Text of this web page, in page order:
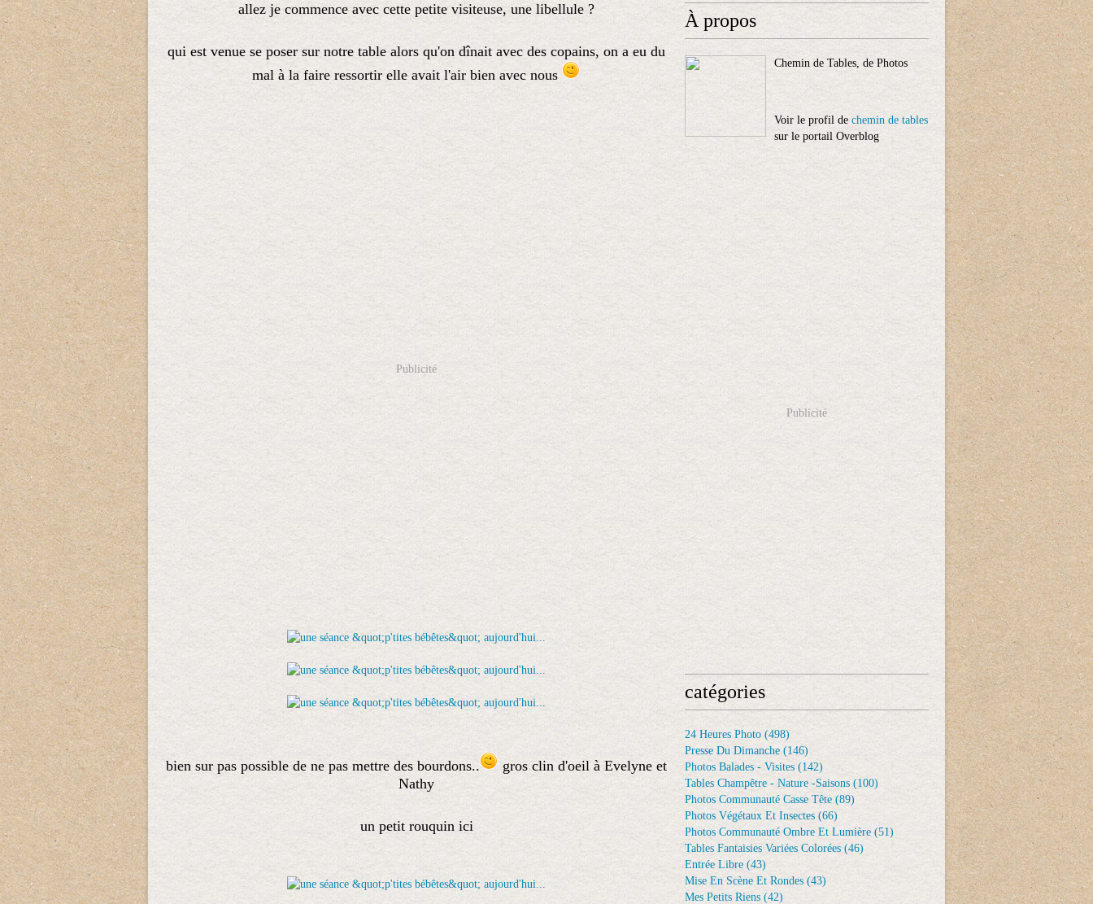
allez je commence avec cette petite visiteuse, une libellule ?
qui est venue se poser sur notre table alors qu'on dînait avec des copains, on a eu du
mal à la faire ressortir elle avait l'air bien avec nous
Publicité
bien sur pas possible de ne pas mettre des bourdons..
gros clin d'oeil à Evelyne et
Nathy
un petit rouquin ici
À propos
Chemin de Tables, de Photos
Voir le profil de chemin de tables
sur le portail Overblog
Publicité
catégories
24 Heures Photo (498)
Presse Du Dimanche (146)
Photos Balades - Visites (142)
Tables Champêtre - Nature -saisons (100)
Photos Communauté Casse Tête (89)
Photos Végétaux Et Insectes (66)
Photos Communauté Ombre Et Lumière (51)
Tables Fantaisies Variées Colorées (46)
Entrée Libre (43)
Mise En Scène Et Rondes (43)
Mes Petits Riens (42)